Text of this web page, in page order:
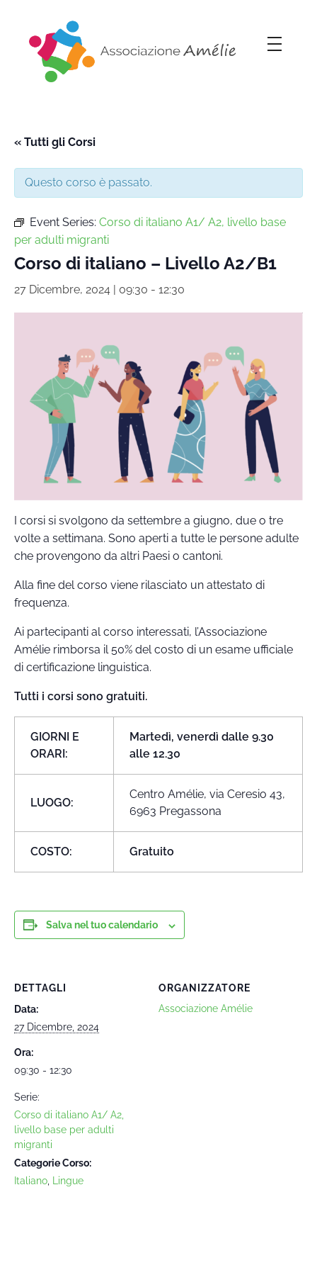
« Tutti gli Corsi
Questo corso è passato.
Event Series: Corso di italiano A1/ A2, livello base
per adulti migranti
Corso di italiano – Livello A2/B1
27 Dicembre, 2024 | 09:30 - 12:30
I corsi si svolgono da settembre a giugno, due o tre
volte a settimana. Sono aperti a tutte le persone adulte
che provengono da altri Paesi o cantoni.
Alla fine del corso viene rilasciato un attestato di
frequenza.
Ai partecipanti al corso interessati, l’Associazione
Amélie rimborsa il 50% del costo di un esame ufficiale
di certificazione linguistica.
Tutti i corsi sono gratuiti.
GIORNI E
ORARI:
Martedì, venerdì dalle 9.30
alle 12.30
LUOGO:
Centro Amélie, via Ceresio 43,
6963 Pregassona
COSTO: Gratuito
Salva nel tuo calendario
DETTAGLI
Data:
27 Dicembre, 2024
Ora:
09:30 - 12:30
Serie:
Corso di italiano A1/ A2,
livello base per adulti
migranti
Categorie Corso:
Italiano
Lingue
ORGANIZZATORE
Associazione Amélie